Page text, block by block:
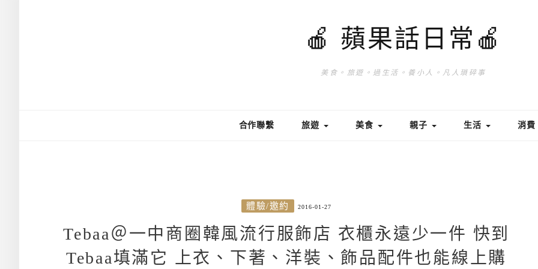
🍎 蘋果話日常🍎
美食。旅遊。過生活。養小人。凡人瑣碎事
合作聯繫 旅遊 美食 親子 生活 消費
體驗/邀約 2016-01-27
Tebaa＠一中商圈韓風流行服飾店 衣櫃永遠少一件 快到
Tebaa填滿它 上衣、下著、洋裝、飾品配件也能線上購